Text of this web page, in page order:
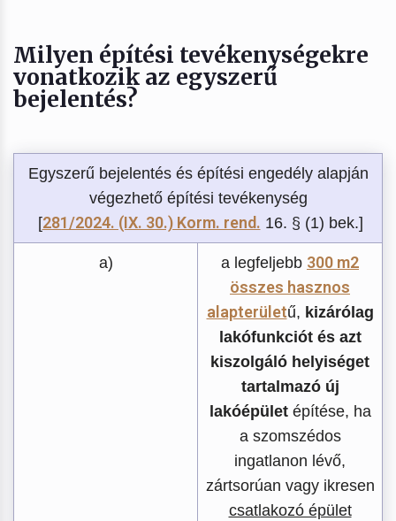
Milyen építési tevékenységekre
vonatkozik az egyszerű
bejelentés?
Egyszerű bejelentés és építési engedély alapján
végezhető építési tevékenység
[281/2024. (IX. 30.) Korm. rend. 16. § (1) bek.]
a) a legfeljebb 300 m2
összes hasznos
alapterületű, kizárólag
lakófunkciót és azt
kiszolgáló helyiséget
tartalmazó új
lakóépületépítése, ha
a szomszédos
ingatlanon lévő,
zártsorúan vagy ikresen
csatlakozó épület